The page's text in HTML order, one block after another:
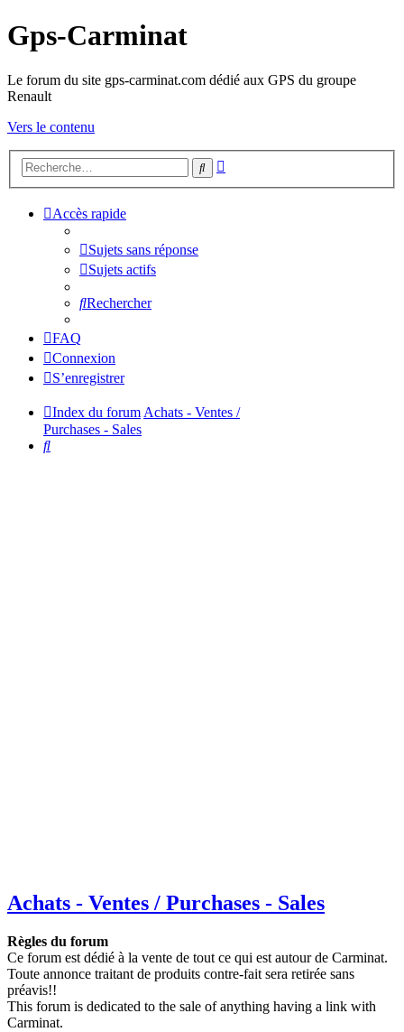
Gps-Carminat
Le forum du site gps-carminat.com dédié aux GPS du groupe
Renault
Vers le contenu
Rechercher
Accès rapide
Sujets sans réponse
Sujets actifs
Rechercher
FAQ
Connexion
S’enregistrer
Index du forumAchats - Ventes /
Purchases - Sales
Rechercher
Achats - Ventes / Purchases - Sales
Règles du forum
Ce forum est dédié à la vente de tout ce qui est autour de Carminat.
Toute annonce traitant de produits contre-fait sera retirée sans
préavis!!
This forum is dedicated to the sale of anything having a link with
Carminat.